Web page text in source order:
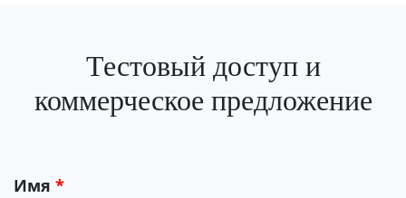
Тестовый доступ и
коммерческое предложение
Имя